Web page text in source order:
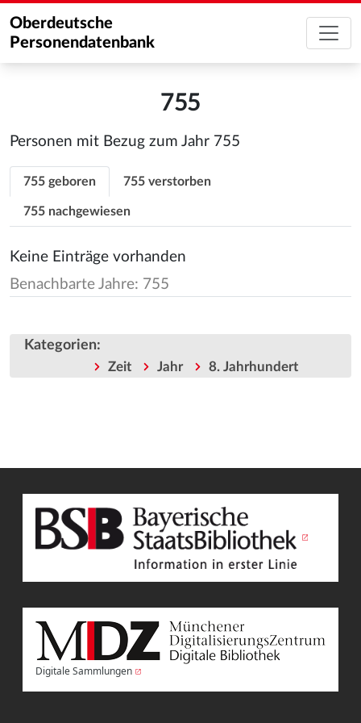
Oberdeutsche
Personendatenbank
755
Personen mit Bezug zum Jahr 755
755 geboren 755 verstorben
755 nachgewiesen
Keine Einträge vorhanden
Benachbarte Jahre: 755
Kategorien:
Zeit Jahr 8. Jahrhundert
Digitale Sammlungen